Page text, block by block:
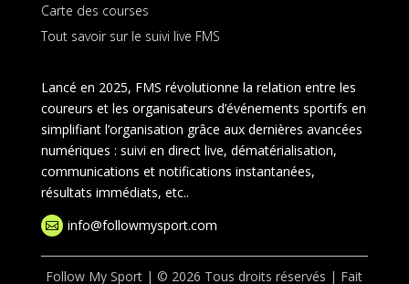
Carte des courses
Tout savoir sur le suivi live FMS
Lancé en 2025, FMS révolutionne la relation entre les
coureurs et les organisateurs d’événements sportifs en
simplifiant l’organisation grâce aux dernières avancées
numériques : suivi en direct live, dématérialisation,
communications et notifications instantanées,
résultats immédiats, etc..
 info@followmysport.com
Follow My Sport | © 2026 Tous droits réservés | Fait